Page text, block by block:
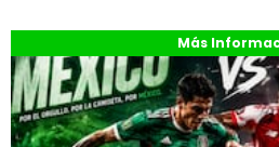
Más